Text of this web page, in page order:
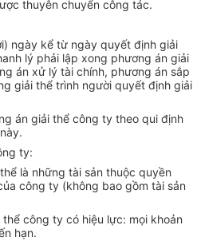
thuyên chuyển công tác.
ngày kể từ ngày quyết định giải
lý phải lập xong phương án giải
án xử lý tài chính, phương án sắp
giải thể trình người quyết định giải
án giải thể công ty theo qui định
ty:
là những tài sản thuộc quyền
công ty (không bao gồm tài sản
công ty có hiệu lực: mọi khoản
hạn.